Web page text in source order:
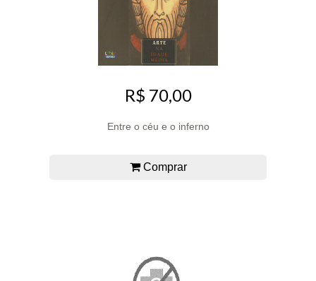
R$ 70,00
Entre o céu e o inferno
Comprar